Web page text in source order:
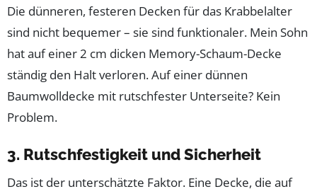
Die dünneren, festeren Decken für das Krabbelalter
sind nicht bequemer – sie sind funktionaler. Mein Sohn
hat auf einer 2 cm dicken Memory-Schaum-Decke
ständig den Halt verloren. Auf einer dünnen
Baumwolldecke mit rutschfester Unterseite? Kein
Problem.
3. Rutschfestigkeit und Sicherheit
Das ist der unterschätzte Faktor. Eine Decke, die auf